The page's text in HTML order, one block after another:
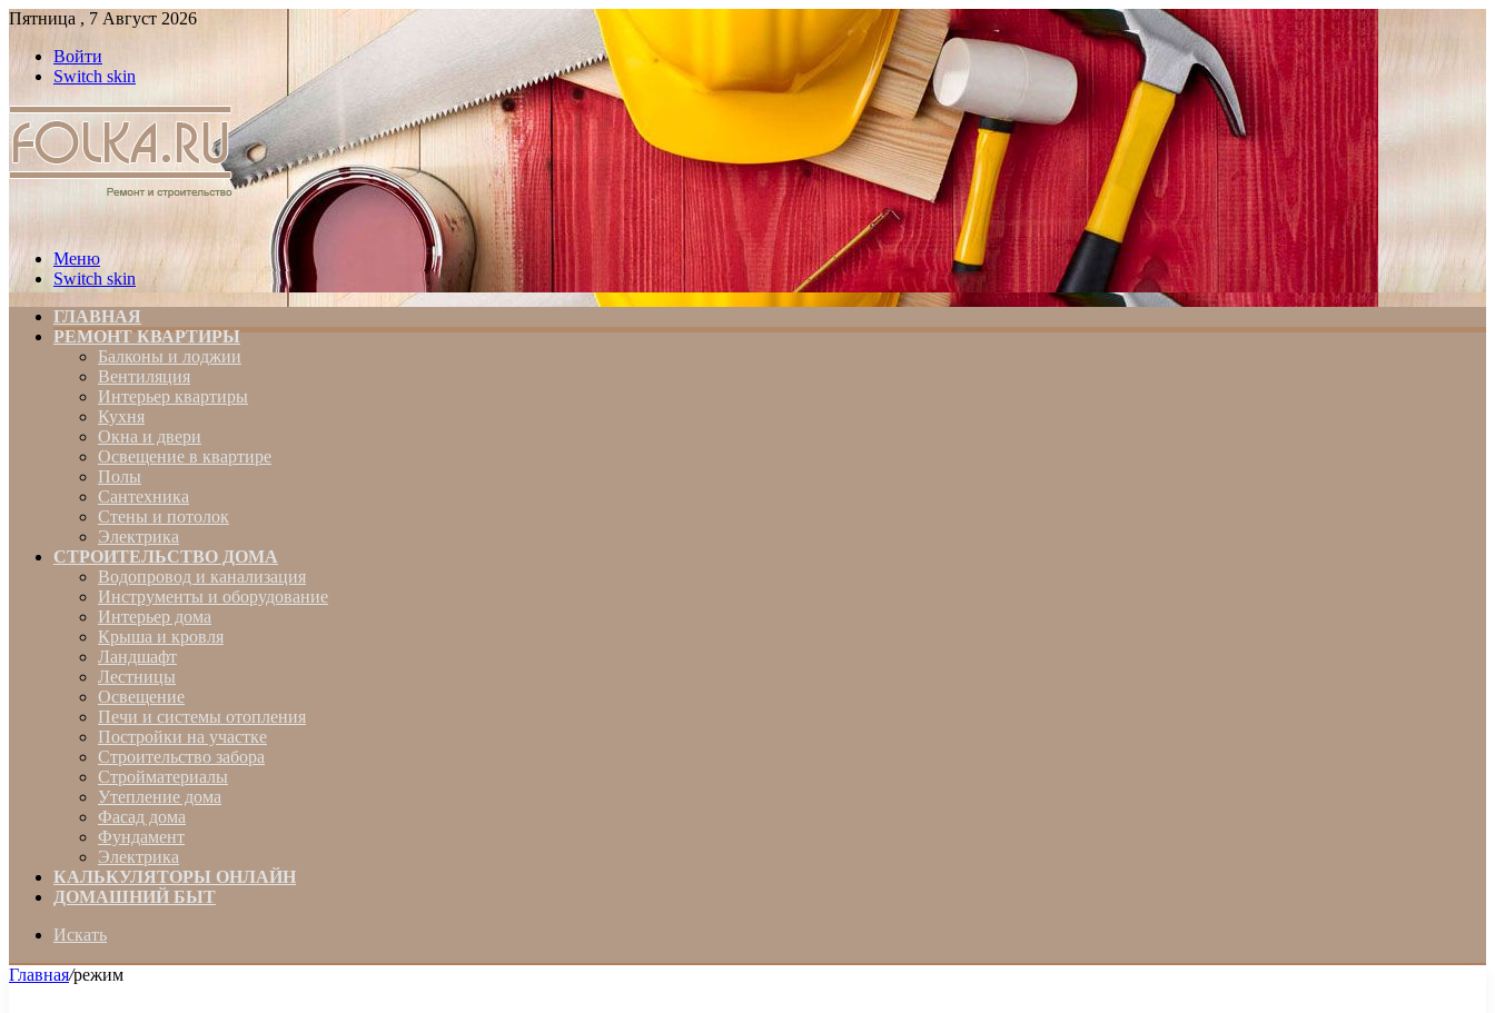
Пятница , 7 Август 2026
Войти
Switch skin
Меню
Switch skin
ГЛАВНАЯ
РЕМОНТ КВАРТИРЫ
Балконы и лоджии
Вентиляция
Интерьер квартиры
Кухня
Окна и двери
Освещение в квартире
Полы
Сантехника
Стены и потолок
Электрика
СТРОИТЕЛЬСТВО ДОМА
Водопровод и канализация
Инструменты и оборудование
Интерьер дома
Крыша и кровля
Ландшафт
Лестницы
Освещение
Печи и системы отопления
Постройки на участке
Строительство забора
Стройматериалы
Утепление дома
Фасад дома
Фундамент
Электрика
КАЛЬКУЛЯТОРЫ ОНЛАЙН
ДОМАШНИЙ БЫТ
Искать
Главная/режим